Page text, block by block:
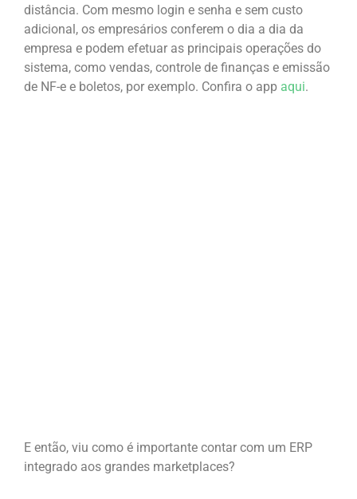
distância. Com mesmo login e senha e sem custo
adicional, os empresários conferem o dia a dia da
empresa e podem efetuar as principais operações do
sistema, como vendas, controle de finanças e emissão
de NF-e e boletos, por exemplo. Confira o app aqui.
E então, viu como é importante contar com um ERP
integrado aos grandes marketplaces?